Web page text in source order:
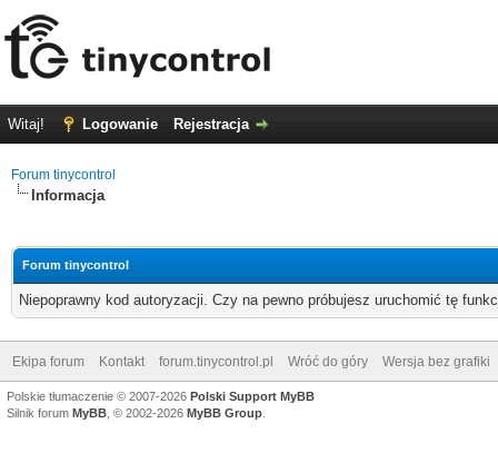
Witaj! Logowanie Rejestracja
Forum tinycontrol
Informacja
Forum tinycontrol
Niepoprawny kod autoryzacji. Czy na pewno próbujesz uruchomić tę
Ekipa forum Kontakt forum.tinycontrol.pl Wróć do góry Wersja bez grafiki
Polskie tłumaczenie © 2007-2026 Polski Support MyBB
Silnik forum MyBB , © 2002-2026 MyBB Group